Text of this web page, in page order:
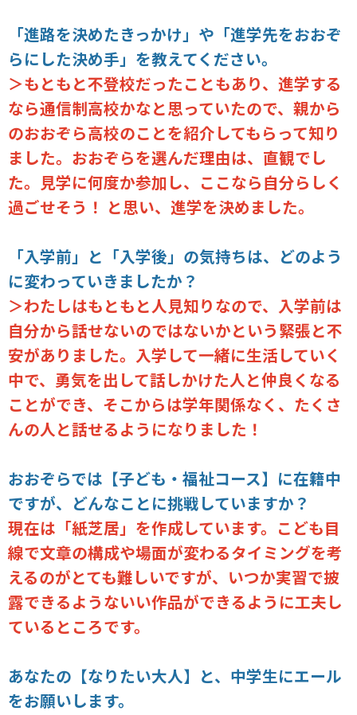
「進路を決めたきっかけ」や「進学先をおおぞ
らにした決め手」を教えてください。
＞もともと不登校だったこともあり、進学する
なら通信制高校かなと思っていたので、親から
のおおぞら高校のことを紹介してもらって知り
ました。おおぞらを選んだ理由は、直観でし
た。見学に何度か参加し、ここなら自分らしく
過ごせそう！ と思い、進学を決めました。
「入学前」と「入学後」の気持ちは、どのよう
に変わっていきましたか？
＞わたしはもともと人見知りなので、入学前は
自分から話せないのではないかという緊張と不
安がありました。入学して一緒に生活していく
中で、勇気を出して話しかけた人と仲良くなる
ことができ、そこからは学年関係なく、たくさ
んの人と話せるようになりました！
おおぞらでは【子ども・福祉コース】に在籍中
ですが、どんなことに挑戦していますか？
現在は「紙芝居」を作成しています。こども目
線で文章の構成や場面が変わるタイミングを考
えるのがとても難しいですが、いつか実習で披
露できるようないい作品ができるように工夫し
ているところです。
あなたの【なりたい大人】と、中学生にエール
をお願いします。